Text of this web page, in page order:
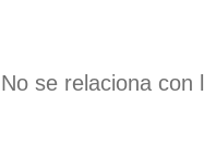
No se relaciona con